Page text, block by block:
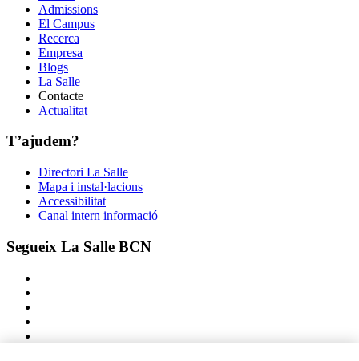
Admissions
El Campus
Recerca
Empresa
Blogs
La Salle
Contacte
Actualitat
T’ajudem?
Directori La Salle
Mapa i instal·lacions
Accessibilitat
Canal intern informació
Segueix La Salle BCN